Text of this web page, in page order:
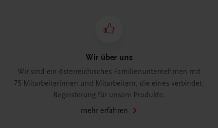
Wir über uns
Wir sind ein österreichisches Familienunternehmen mit
75 Mitarbeiterinnen und Mitarbeitern, die eines verbindet:
Begeisterung für unsere Produkte.
mehr erfahren